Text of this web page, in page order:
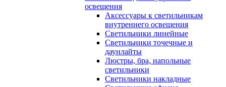
освещения
Аксессуары к светильникам
внутреннего освещения
Светильники линейные
Светильники точечные и
даунлайты
Люстры, бра, напольные
светильники
Светильники накладные